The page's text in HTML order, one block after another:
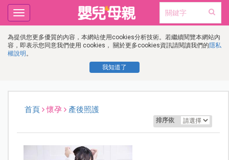
為提供您更多優質的內容，本網站使用cookies分析技術。若繼續閱覽本網站內
容，即表示您同意我們使用 cookies， 關於更多cookies資訊請閱讀我們的隱私
權說明 。
我知道了
Toggle
navigation
首頁 懷孕 產後照護
排序依